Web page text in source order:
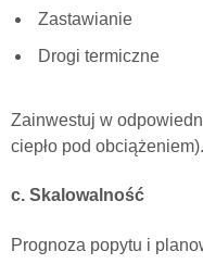
Zastawianie
Drogi termiczne
Zainwestuj w
ciepło pod obciążeniem).
c. Skalowalność
Prognoza popytu i